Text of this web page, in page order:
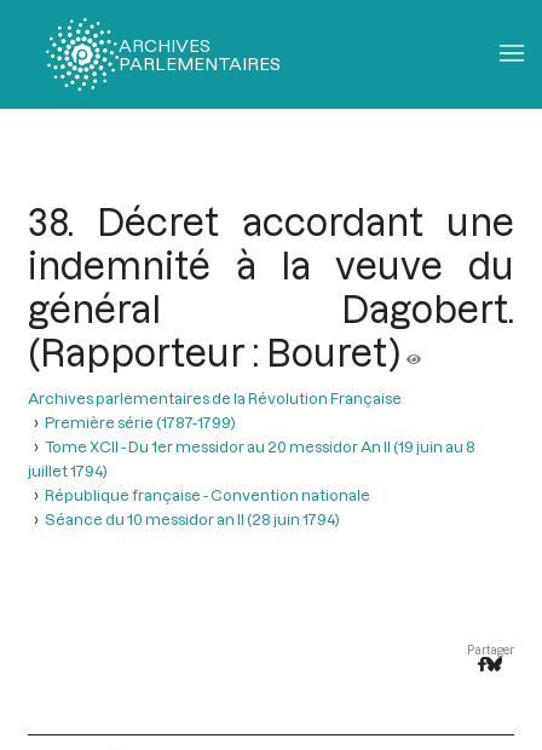
ARCHIVES
PARLEMENTAIRES
38. Décret accordant une
indemnité à la veuve du
général Dagobert.
(Rapporteur : Bouret)
Archives parlementaires de la Révolution Française
Première série (1787-1799)
Tome XCII - Du 1er messidor au 20 messidor An II (19 juin au 8
juillet 1794)
République française - Convention nationale
Séance du 10 messidor an II (28 juin 1794)
Partager